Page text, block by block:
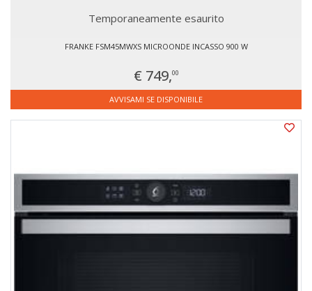
Temporaneamente esaurito
FRANKE FSM45MWXS MICROONDE INCASSO 900 W
€ 749,00
AVVISAMI SE DISPONIBILE